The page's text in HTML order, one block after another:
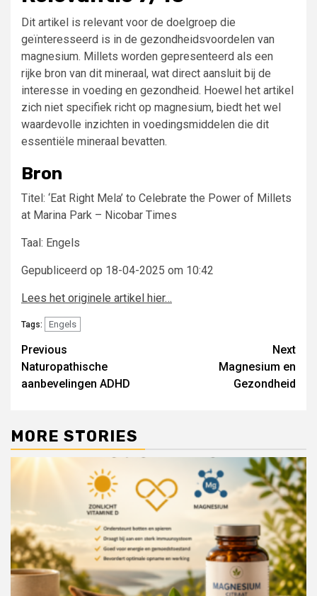
Dit artikel is relevant voor de doelgroep die
geïnteresseerd is in de gezondheidsvoordelen van
magnesium. Millets worden gepresenteerd als een
rijke bron van dit mineraal, wat direct aansluit bij de
interesse in voeding en gezondheid. Hoewel het artikel
zich niet specifiek richt op magnesium, biedt het wel
waardevolle inzichten in voedingsmiddelen die dit
essentiële mineraal bevatten.
Bron
Titel: ‘Eat Right Mela’ to Celebrate the Power of Millets
at Marina Park – Nicobar Times
Taal: Engels
Gepubliceerd op 18-04-2025 om 10:42
Lees het originele artikel hier…
Tags: Engels
Post
navigation
Previous
Naturopathische
aanbevelingen ADHD
Next
Magnesium en
Gezondheid
MORE STORIES